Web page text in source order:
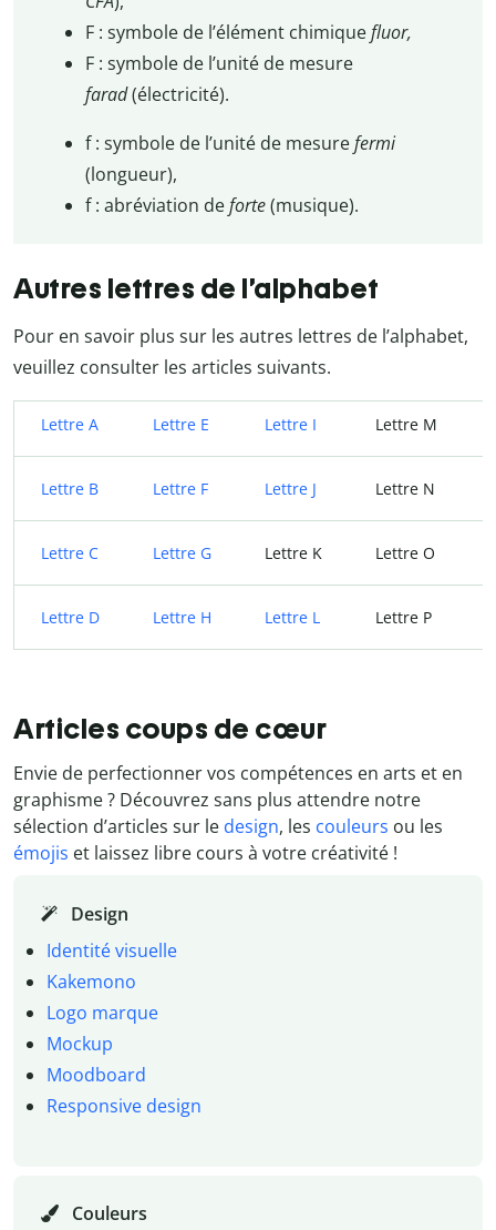
F : symbole de l’élément chimiquefluor,
F : symbole de l’unité de mesure
farad(électricité).
f : symbole de l’unité de mesurefermi
(longueur),
f : abréviation deforte(musique).
Autres lettres de l’alphabet
Pour en savoir plus sur les autres lettres de l’alphabet,
veuillez consulter les articles suivants.
Lettre A Lettre E Lettre I Lettre M
Lettre B Lettre F Lettre J Lettre N
Lettre C Lettre G Lettre K Lettre O
Lettre D Lettre H Lettre L Lettre P
Articles coups de cœur
Envie de perfectionner vos compétences en arts et en
graphisme ? Découvrez sans plus attendre notre
sélection d’articles sur le design, les couleurs ou les
émojis et laissez libre cours à votre créativité !
Design
Identité visuelle
Kakemono
Logo marque
Mockup
Moodboard
Responsive design
Couleurs